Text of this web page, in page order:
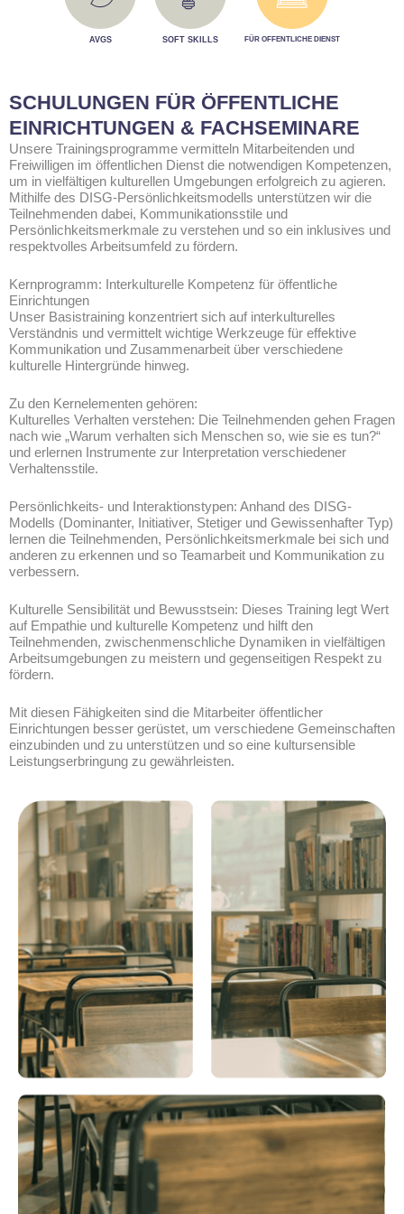
AVGS SOFT SKILLS FÜR OFFENTLICHE DIENST
SCHULUNGEN FÜR ÖFFENTLICHE
EINRICHTUNGEN & FACHSEMINARE
Unsere Trainingsprogramme vermitteln Mitarbeitenden und
Freiwilligen im öffentlichen Dienst die notwendigen Kompetenzen,
um in vielfältigen kulturellen Umgebungen erfolgreich zu agieren.
Mithilfe des DISG-Persönlichkeitsmodells unterstützen wir die
Teilnehmenden dabei, Kommunikationsstile und
Persönlichkeitsmerkmale zu verstehen und so ein inklusives und
respektvolles Arbeitsumfeld zu fördern.
Kernprogramm: Interkulturelle Kompetenz für öffentliche
Einrichtungen
Unser Basistraining konzentriert sich auf interkulturelles
Verständnis und vermittelt wichtige Werkzeuge für effektive
Kommunikation und Zusammenarbeit über verschiedene
kulturelle Hintergründe hinweg.
Zu den Kernelementen gehören:
Kulturelles Verhalten verstehen: Die Teilnehmenden gehen Fragen
nach wie „Warum verhalten sich Menschen so, wie sie es tun?“
und erlernen Instrumente zur Interpretation verschiedener
Verhaltensstile.
Persönlichkeits- und Interaktionstypen: Anhand des DISG-
Modells (Dominanter, Initiativer, Stetiger und Gewissenhafter Typ)
lernen die Teilnehmenden, Persönlichkeitsmerkmale bei sich und
anderen zu erkennen und so Teamarbeit und Kommunikation zu
verbessern.
Kulturelle Sensibilität und Bewusstsein: Dieses Training legt Wert
auf Empathie und kulturelle Kompetenz und hilft den
Teilnehmenden, zwischenmenschliche Dynamiken in vielfältigen
Arbeitsumgebungen zu meistern und gegenseitigen Respekt zu
fördern.
Mit diesen Fähigkeiten sind die Mitarbeiter öffentlicher
Einrichtungen besser gerüstet, um verschiedene Gemeinschaften
einzubinden und zu unterstützen und so eine kultursensible
Leistungserbringung zu gewährleisten.